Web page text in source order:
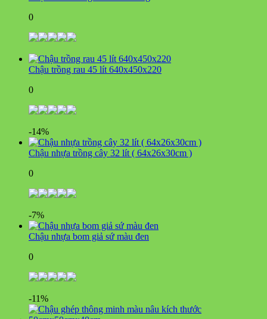
0
Chậu trồng rau 45 lít 640x450x220
0
-14%
Chậu nhựa trồng cây 32 lít ( 64x26x30cm )
0
-7%
Chậu nhựa bom giả sứ màu đen
0
-11%